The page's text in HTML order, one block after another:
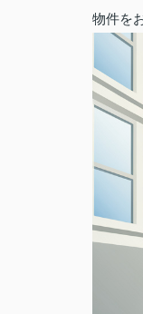
物件を